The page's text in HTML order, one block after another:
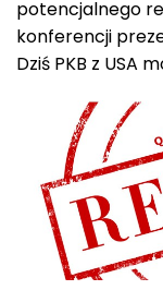
potencjalnego
konferencji
Dziś PKB z USA